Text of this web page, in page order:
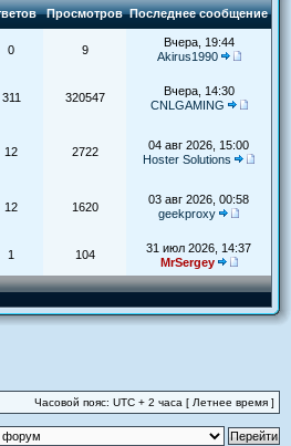
ПросмотровПоследнее сообщение
0 9
Вчера, 19:44
Akirus1990
311 320547
Вчера, 14:30
CNLGAMING
12 2722
04 авг 2026, 15:00
Hoster Solutions
12 1620
03 авг 2026, 00:58
geekproxy
1 104
31 июл 2026, 14:37
MrSergey
Часовой пояс: UTC + 2 часа [ Летнее время ]